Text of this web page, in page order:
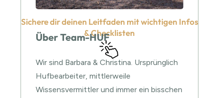
Sichere dir deinen Leitfaden mit wichtigen Infos
& Checklisten
Über Team-HUF
Wir sind Barbara & Christina. Ursprünglich
Hufbearbeiter, mittlerweile
Wissensvermittler und immer ein bisschen